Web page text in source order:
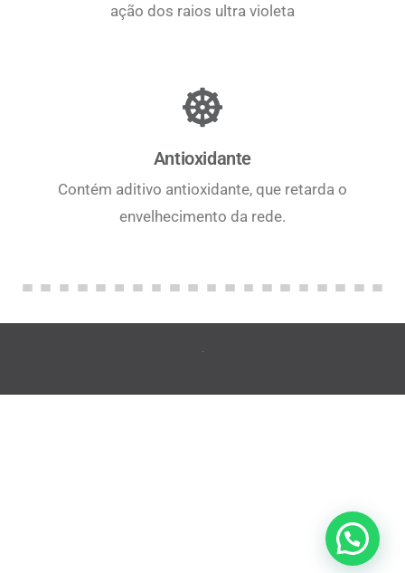
ação dos raios ultra violeta
Antioxidante
Contém aditivo antioxidante, que retarda o
envelhecimento da rede.